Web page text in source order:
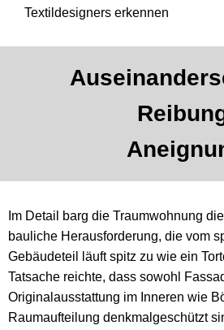
Textildesigners erkennen
Im Detail barg die Traumwohnung
bauliche Herausforderung, die vom
Gebäudeteil läuft spitz zu wie ein
Tatsache reichte, dass sowohl
Originalausstattung im Inneren wie
Raumaufteilung denkmalgeschützt